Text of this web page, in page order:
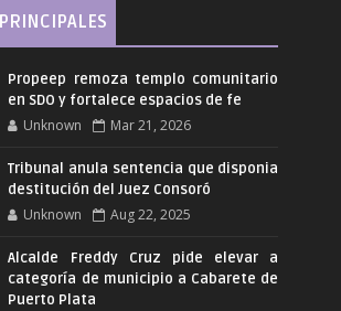
Propeep remoza templo comunitario
en SDO y fortalece espacios de fe
Unknown Mar 21, 2026
Tribunal anula sentencia que disponia
destitución del Juez Consoró
Unknown Aug 22, 2025
Alcalde Freddy Cruz pide elevar a
categoría de municipio a Cabarete de
Puerto Plata